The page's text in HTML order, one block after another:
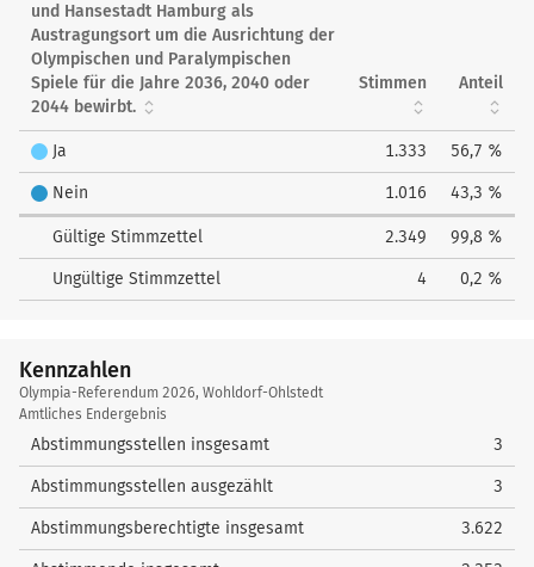
und Hansestadt Hamburg als
Austragungsort um die Ausrichtung der
Olympischen und Paralympischen
Spiele für die Jahre 2036, 2040 oder
2044 bewirbt.
Stimmen Anteil
Ja 1.333 56,7 %
Nein 1.016 43,3 %
Gültige Stimmzettel 2.349 99,8 %
Ungültige Stimmzettel 4 0,2 %
Kennzahlen
Kennzahlen
Olympia-Referendum 2026, Wohldorf-Ohlstedt
Amtliches Endergebnis
Abstimmungsstellen insgesamt 3
Abstimmungsstellen ausgezählt 3
Abstimmungsberechtigte insgesamt 3.622